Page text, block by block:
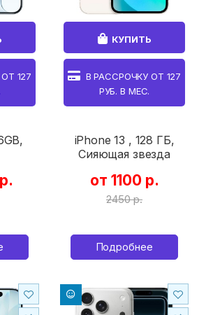
ОТ 127
КУПИТЬ
В РАССРОЧКУ ОТ 127
РУБ. В МЕС.
iPhone 13 , 128 ГБ,
Сияющая звезда
от 1100 р.
2450 р.
Подробнее